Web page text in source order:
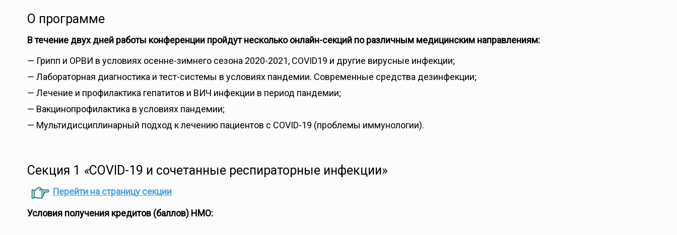
О программе
В течение двух дней работы конференции пройдут несколько онлайн-секций по различным медицинским направлениям:
— Грипп и ОРВИ в условиях осенне-зимнего сезона 2020-2021, COVID19 и другие вирусные инфекции;
— Лабораторная диагностика и тест-системы в условиях пандемии. Современные средства дезинфекции;
— Лечение и профилактика гепатитов и ВИЧ инфекции в период пандемии;
— Вакцинопрофилактика в условиях пандемии;
— Мультидисциплинарный подход к лечению пациентов c COVID-19 (проблемы иммунологии).
Секция 1 «COVID-19 и сочетанные респираторные инфекции»
Перейти на страницу секции
Условия получения кредитов (баллов) НМО: